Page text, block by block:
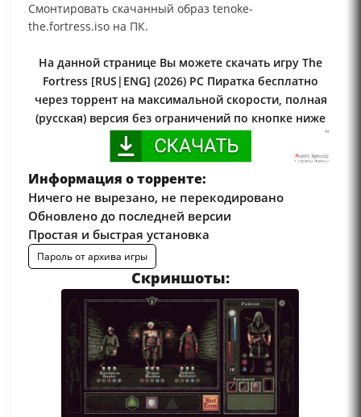
Смонтировать скачанный образ tenoke-
the.fortress.iso на ПК.
На данной странице Вы можете скачать игру The
Fortress [RUS|ENG] (2026) PC Пиратка бесплатно
через торрент на максимальной скорости, полная
(русская) версия без ограничений по кнопке ниже
Информация о торренте:
Ничего не вырезано, не перекодировано
Обновлено до последней версии
Простая и быстрая установка
Пароль от архива игры
Скриншоты: